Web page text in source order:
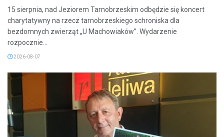
15 sierpnia, nad Jeziorem Tarnobrzeskim odbędzie się koncert
charytatywny na rzecz tarnobrzeskiego schroniska dla
bezdomnych zwierząt „U Machowiaków”. Wydarzenie
rozpocznie...
2026-08-07